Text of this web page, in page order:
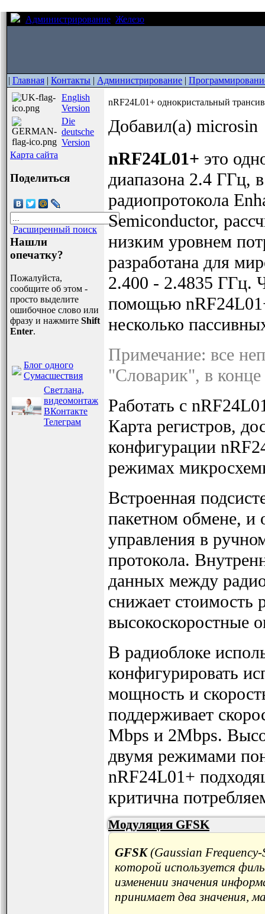
Администрирование Железо
| Главная | Контакты | Администрирование |
English
Version
Die
deutsche
Version
Карта сайта
Поделиться
Расширенный поиск
Нашли
опечатку?
Пожалуйста,
сообщите об этом -
просто выделите
ошибочное слово или
фразу и нажмите Shift
Enter.
Блог одного
Сумасшествия
Светлана,
видеомонтаж
ВКонтакте
Телеграм
nRF24L01+ однокристальный
Добавил(а) microsin
nRF24L01+ это
диапазона 2.4 ГГц,
радиопротокола
Semiconductor,
низким уровнем
разработана для
2.400 - 2.4835 ГГц.
помощью
несколько
Примечание: все
"Словарик", в конце
Работать с
Карта регистров,
конфигурации
режимах
Встроенная
пакетном обмене, и
управления в
протокола.
данных между
снижает стоимость
высокоскоростные
В радиоблоке
конфигурировать
мощность и
поддерживает
Mbps и 2Mbps.
двумя режимами
nRF24L01+
критична
Модуляция GFSK
GFSK(Gaussian
которой используется
изменении значения
принимает два значения,